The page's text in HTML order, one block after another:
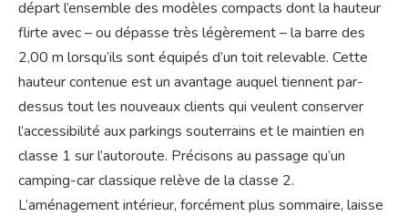
départ l’ensemble des modèles compacts dont la hauteur
flirte avec – ou dépasse très légèrement – la barre des
2,00 m lorsqu’ils sont équipés d’un toit relevable. Cette
hauteur contenue est un avantage auquel tiennent par-
dessus tout les nouveaux clients qui veulent conserver
l’accessibilité aux parkings souterrains et le maintien en
classe 1 sur l’autoroute. Précisons au passage qu’un
camping-car classique relève de la classe 2.
L’aménagement intérieur, forcément plus sommaire, laisse